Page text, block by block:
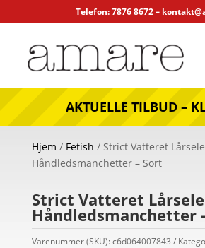
Telefon: 7876 8672 –
AKTUELLE TILBUD –
Hjem / Fetish / Strict Vatteret
Håndledsmanchetter – Sort
Strict Vatteret
Håndledsmanchetter
Varenummer (SKU): c6d064007843